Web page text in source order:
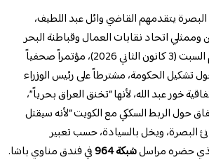
يتقدمهم القاضي وائل عبد اللطيف،
اتحاد نقابات العمال وقباطنة البحر
وجمعية الصيادين، اليوم السبت (3 كانون الثاني 2026)، مؤتمراً صحفياً
تشكيل الحكومة، مشترطاً على رئيس الوزراء
خور عبد الله، لأنها “تخنق العراق بحرياً”،
حول الربط السككي مع الكويت “لأنه سيقتل
البصرة، ويخل بالسيادة، حسب تعبير
حضره مراسلشبكة 964 في فندق مناوي باشا.